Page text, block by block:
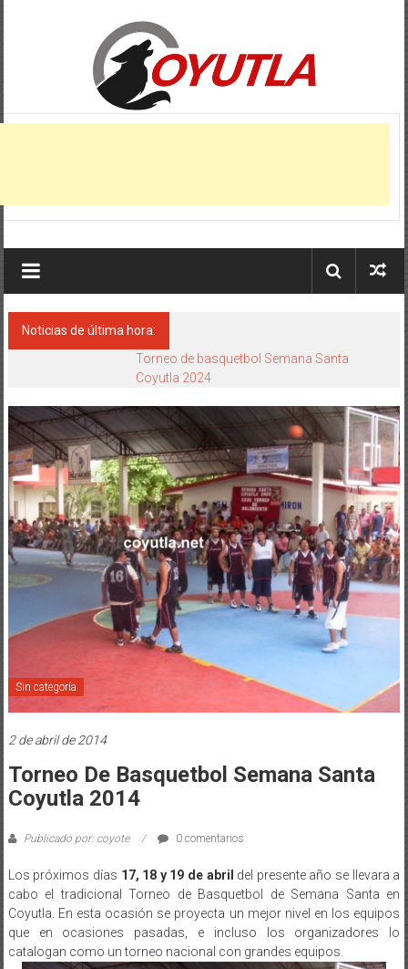
Coyutla,
de
estado
Veracruz
Noticias de última hora:
Torneo de basquetbol Semana Santa
Coyutla 2024
Sin categoría
2 de abril de 2014
Torneo De Basquetbol Semana Santa
Coyutla 2014
Publicado por: coyote 0 comentarios
Los próximos días 17, 18 y 19 de abril del presente año se llevara a
cabo el tradicional Torneo de Basquetbol de Semana Santa en
Coyutla. En esta ocasión se proyecta un mejor nivel en los equipos
que en ocasiones pasadas, e incluso los organizadores lo
catalogan como un torneo nacional con grandes equipos.